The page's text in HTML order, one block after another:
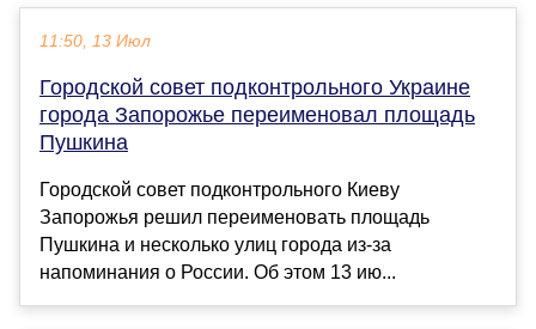
11:50, 13 Июл
Городской совет подконтрольного Украине
города Запорожье переименовал площадь
Пушкина
Городской совет подконтрольного Киеву
Запорожья решил переименовать площадь
Пушкина и несколько улиц города из-за
напоминания о России. Об этом 13 ию...